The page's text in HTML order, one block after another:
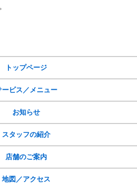
トップページ
ービス／メニュー
お知らせ
スタッフの紹介
店舗のご案内
地図／アクセス